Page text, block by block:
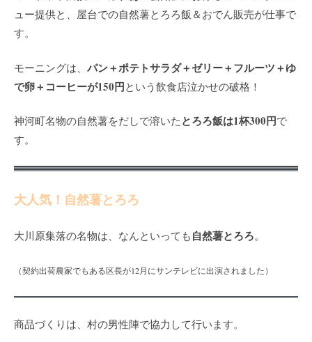
ュー提供と、屋台での自然薯とろろ飯＆おでん販売が仕事で
す。
モーニングは、 パン＋ポテトサラダ＋ゼリー＋フルーツ＋ゆ
で卵＋コーヒーが150円という飲食店泣かせの破格！
神河町名物の自然薯をだしで溶いた とろろ飯は1杯300円で
す。
大人気！自然薯とろろ
大川原集落の名物は、なんといっても 自然薯とろろ。
（契約出荷農家でもある区長が12月にサンテレビに出演されました）
商品づくりは、村の男性陣で協力して行います。